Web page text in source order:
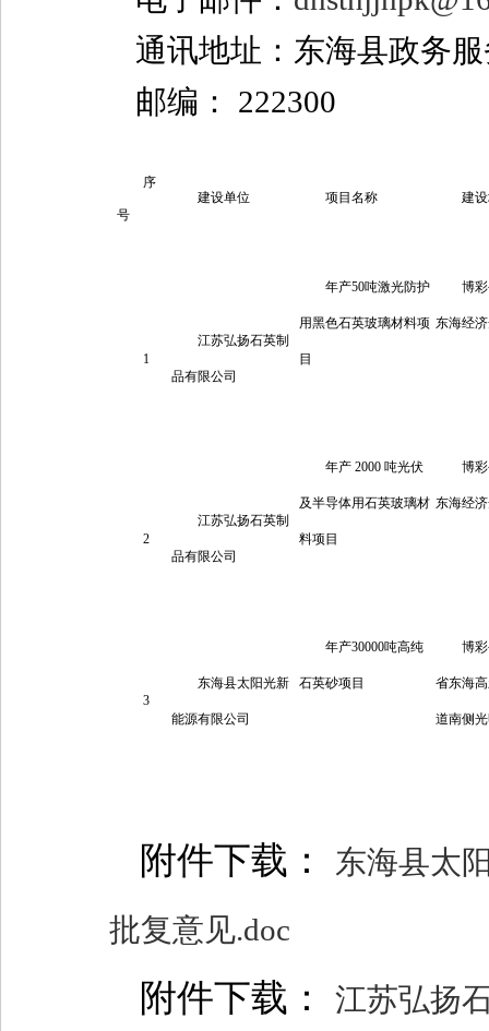
通讯地址：东海县政务
邮编： 222300
序
号
建设单位 项目名称 建
1
江苏弘扬石英制
品有限公司
年产50吨激光防护
用黑色石英玻璃材料项
目
博
东海经
2
江苏弘扬石英制
品有限公司
年产 2000 吨光伏
及半导体用石英玻璃材
料项目
博
东海经
3
东海县太阳光新
能源有限公司
年产30000吨高纯
石英砂项目
博
省东海
道南侧
附件下载：
东海县太
批复意见.doc
附件下载： 江苏弘扬